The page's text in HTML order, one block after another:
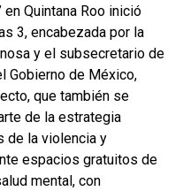
Quintana Roo inició
3, encabezada por la
y el subsecretario de
Gobierno de México,
que también se
de la estrategia
de la violencia y
espacios gratuitos de
mental, con